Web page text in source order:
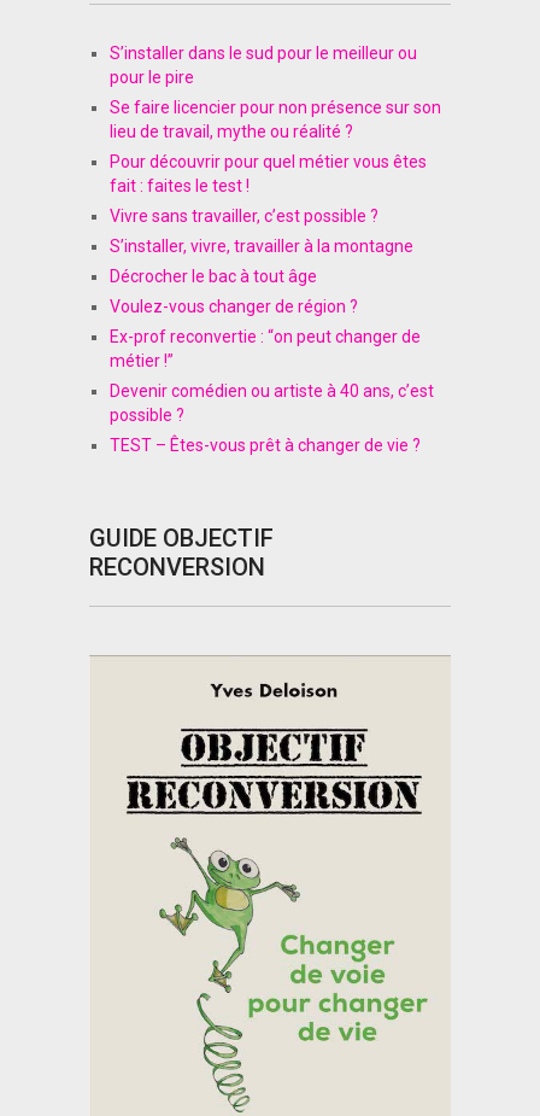
S’installer dans le sud pour le meilleur ou
pour le pire
Se faire licencier pour non présence sur son
lieu de travail, mythe ou réalité ?
Pour découvrir pour quel métier vous êtes
fait : faites le test !
Vivre sans travailler, c’est possible ?
S’installer, vivre, travailler à la montagne
Décrocher le bac à tout âge
Voulez-vous changer de région ?
Ex-prof reconvertie : “on peut changer de
métier !”
Devenir comédien ou artiste à 40 ans, c’est
possible ?
TEST – Êtes-vous prêt à changer de vie ?
GUIDE OBJECTIF
RECONVERSION